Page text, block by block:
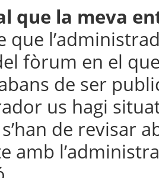
que la meva
que
fòrum en el
de ser
us hagi
de revisar
amb